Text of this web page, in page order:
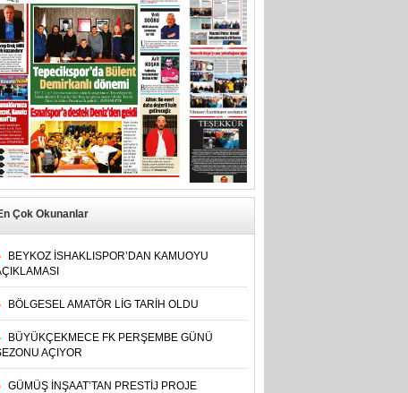
Çok Okunanlar
BEYKOZ İSHAKLISPOR’DAN KAMUOYU
BÖLGESEL AMATÖR LİG TARİH OLDU
BÜYÜKÇEKMECE FK PERŞEMBE GÜNÜ
AÇIYOR
GÜMÜŞ İNŞAAT’TAN PRESTİJ PROJE